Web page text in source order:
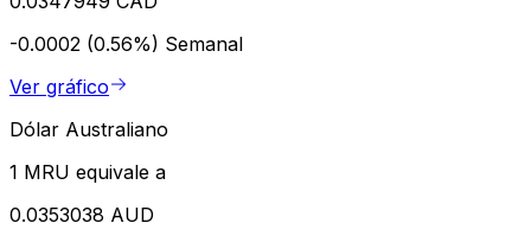
-0.0002 (0.56%) Semanal
Ver gráfico
Dólar Australiano
1 MRU equivale a
0.0353038 AUD